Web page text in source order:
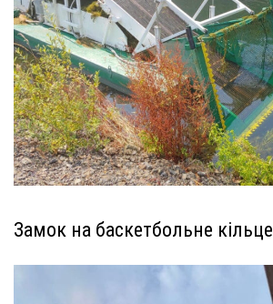
Замок на баскетбольне кільце